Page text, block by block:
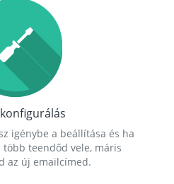
igénybe a beállítása és ha
teendőd vele, máris
az új emailcímed.